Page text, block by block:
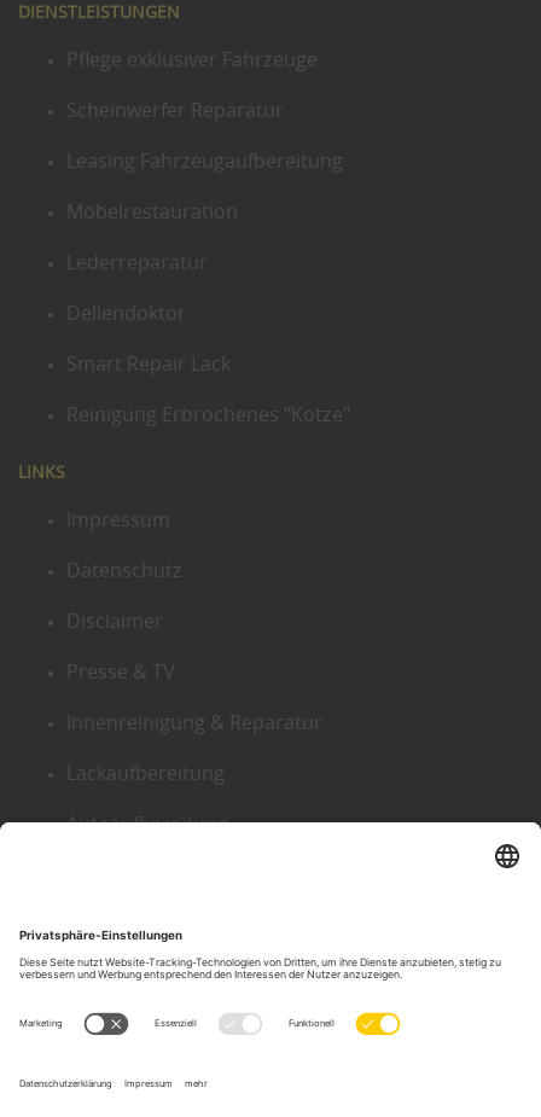
DIENSTLEISTUNGEN
Pflege exklusiver Fahrzeuge
Scheinwerfer Reparatur
Leasing Fahrzeugaufbereitung
Möbelrestauration
Lederreparatur
Dellendoktor
Smart Repair Lack
Reinigung Erbrochenes "Kotze"
LINKS
Impressum
Datenschutz
Disclaimer
Presse & TV
Innenreinigung & Reparatur
Lackaufbereitung
Autoaufbereitung
KONTAKT ZENTRALE
Der Autoputzer Deutschland ®
Gneisenaustr. 9